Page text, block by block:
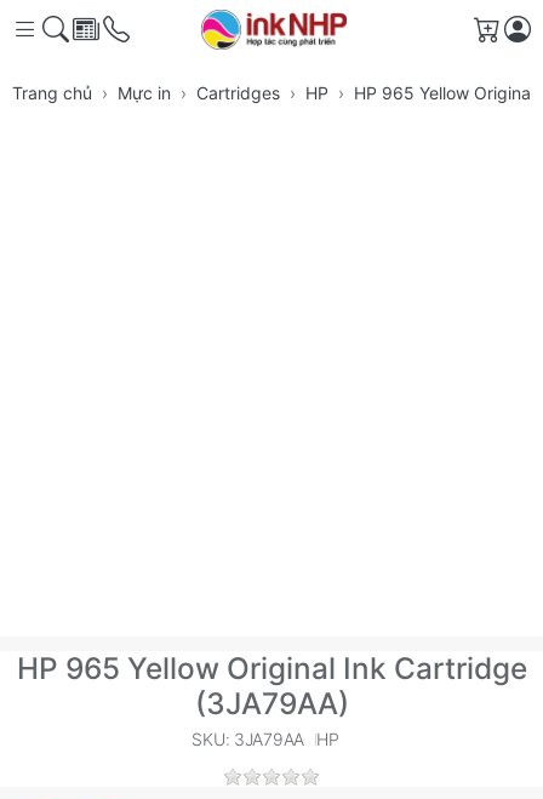
Giỏ
Trang chủ Mực in Cartridges HP HP 965 Yellow
HP 965 Yellow Original Ink Cartridge
(3JA79AA)
SKU: 3JA79AA HP